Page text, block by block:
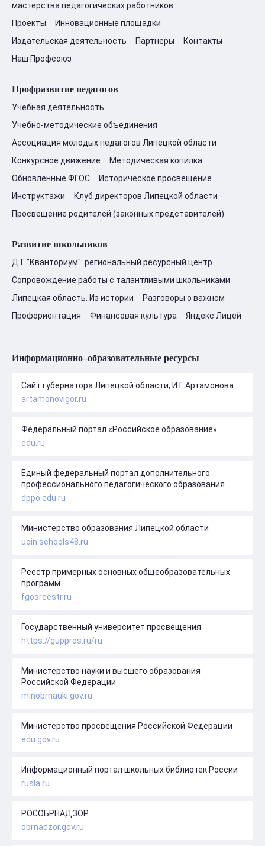
мастерства педагогических работников
Проекты
Инновационные площадки
Издательская деятельность
Партнеры
Контакты
Наш Профсоюз
Профразвитие педагогов
Учебная деятельность
Учебно-методические объединения
Ассоциация молодых педагогов Липецкой области
Конкурсное движение
Методическая копилка
Обновленные ФГОС
Историческое просвещение
Инструктажи
Клуб директоров Липецкой области
Просвещение родителей (законных представителей)
Развитие школьников
ДТ "Кванториум": региональный ресурсный центр
Сопровождение работы с талантливыми школьниками
Липецкая область. Из истории
Разговоры о важном
Профориентация
Финансовая культура Яндекс Лицей
Информационно–образовательные ресурсы
Сайт губернатора Липецкой области, И.Г. Артамонова
artamonovigor.ru
Федеральный портал «Российское образование»
edu.ru
Единый федеральный портал дополнительного
профессионального педагогического образования
dppo.edu.ru
Министерство образования Липецкой области
uoin.schools48.ru
Реестр примерных основных общеобразовательных
программ
fgosreestr.ru
Государственный университет просвещения
https://guppros.ru/ru
Министерство науки и высшего образования
Российской Федерации
minobrnauki.gov.ru
Министерство просвещения Российской Федерации
edu.gov.ru
Информационный портал школьных библиотек России
rusla.ru
РОСОБРНАДЗОР
obrnadzor.gov.ru